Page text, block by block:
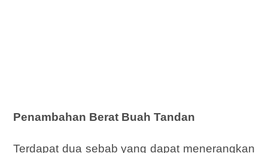
Penambahan Berat Buah Tandan
Terdapat dua sebab yang dapat menerangkan